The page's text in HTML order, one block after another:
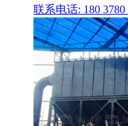
联系电话: 180 3780